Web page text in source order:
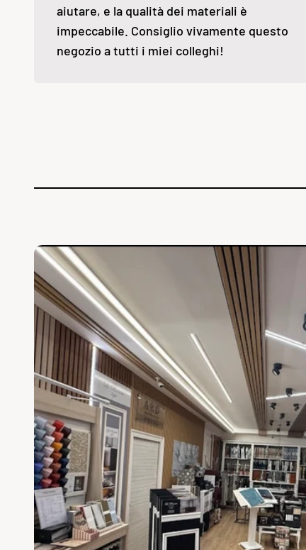
aiutare, e la qualità dei materiali è
impeccabile. Consiglio vivamente questo
negozio a tutti i miei colleghi!